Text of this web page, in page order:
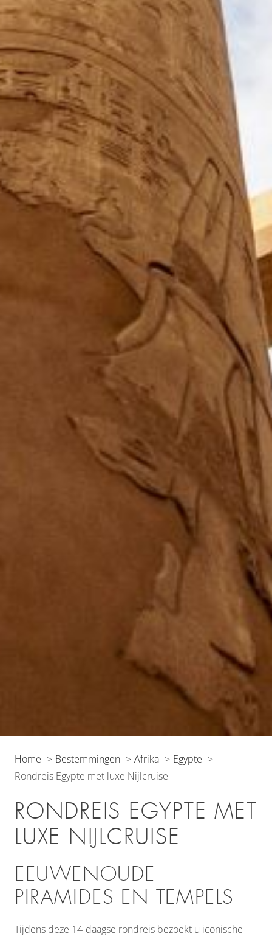
Home Bestemmingen Afrika
Egypte
Rondreis Egypte met luxe Nijlcruise
RONDREIS EGYPTE MET
LUXE NIJLCRUISE
EEUWENOUDE
PIRAMIDES EN TEMPELS
Tijdens deze 14-daagse rondreis bezoekt u iconische